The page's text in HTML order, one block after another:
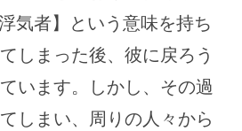
気者】という意味を持ち
しまった後、彼に戻ろう
います。しかし、その過
しまい、周りの人々から